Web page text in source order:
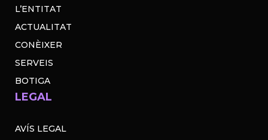
L’ENTITAT
ACTUALITAT
CONÈIXER
SERVEIS
BOTIGA
LEGAL
AVÍS LEGAL